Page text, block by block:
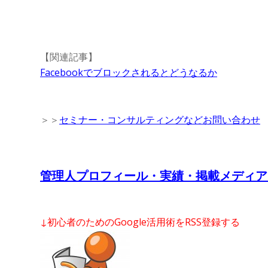
【関連記事】
Facebookでブロックされるとどうなるか
＞＞ セミナー・コンサルティングなどお問い合わせ
管理人プロフィール・実績・掲載メディア
↓初心者のためのGoogle活用術をRSS登録する